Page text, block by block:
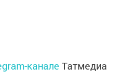
канале Татмедиа